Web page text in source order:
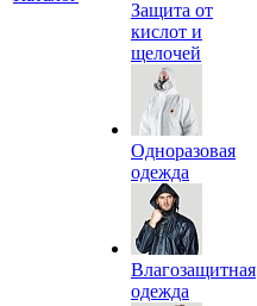
Защита от
кислот и
щелочей
Одноразовая
одежда
Влагозащитная
одежда